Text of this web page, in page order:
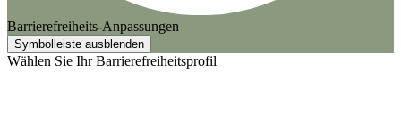
Barrierefreiheits-Anpassungen
Symbolleiste ausblenden
Wählen Sie Ihr Barrierefreiheitsprofil